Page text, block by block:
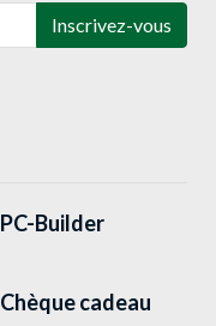
Inscrivez-vous
PC-Builder
Chèque cadeau